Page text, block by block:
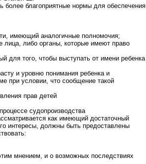
более благоприятные нормы для обеспечения
имеющий аналогичные полномочия;
лица, либо органы, которые имеют право
для того, чтобы выступать от имени ребенка
и уровню понимания ребенка и
при условии, что сообщение такой
прав детей
судопроизводства
как имеющий достаточный
интересы, должны быть предоставлены
мнением, и о возможных последствиях